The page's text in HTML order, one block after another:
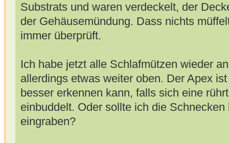
Substrats und waren verdeckelt, der
der Gehäusemündung. Dass nichts
immer überprüft.
Ich habe jetzt alle Schlafmützen wieder
allerdings etwas weiter oben. Der Apex
besser erkennen kann, falls sich eine
einbuddelt. Oder sollte ich die
eingraben?